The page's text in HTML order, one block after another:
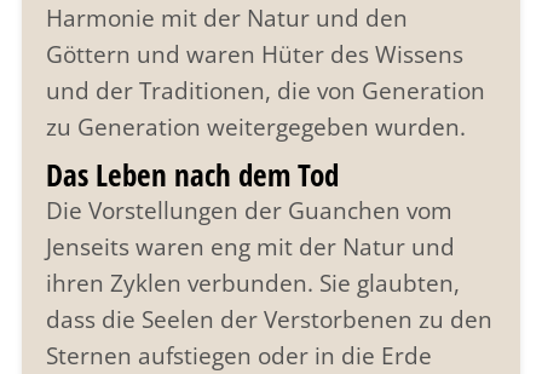
Harmonie mit der Natur und den
Göttern und waren Hüter des Wissens
und der Traditionen, die von Generation
zu Generation weitergegeben wurden.
Das Leben nach dem Tod
Die Vorstellungen der Guanchen vom
Jenseits waren eng mit der Natur und
ihren Zyklen verbunden. Sie glaubten,
dass die Seelen der Verstorbenen zu den
Sternen aufstiegen oder in die Erde